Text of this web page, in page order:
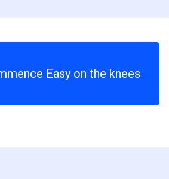
Easy on the knees